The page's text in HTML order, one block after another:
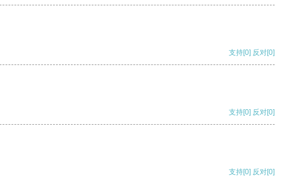
支持[0] 反对[0]
支持[0] 反对[0]
支持[0] 反对[0]